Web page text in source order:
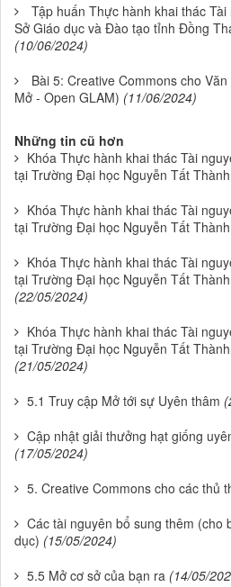
Tập huấn Thực hành khai thác
Sở Giáo dục và Đào tạo tỉnh Đồng
(10/06/2024)
Bài 5: Creative Commons cho
Mở - Open GLAM) (11/06/2024)
Những tin cũ hơn
Khóa Thực hành khai thác Tài
tại Trường Đại học Nguyễn Tất Thành
Khóa Thực hành khai thác Tài
tại Trường Đại học Nguyễn Tất Thành
Khóa Thực hành khai thác Tài
tại Trường Đại học Nguyễn Tất
(22/05/2024)
Khóa Thực hành khai thác Tài
tại Trường Đại học Nguyễn Tất
(21/05/2024)
5.1 Truy cập Mở tới sự Uyên thâm
Cập nhật giải thưởng hạt giống
(17/05/2024)
5. Creative Commons cho các thủ
Các tài nguyên bổ sung thêm (cho
dục) (15/05/2024)
5.5 Mở cơ sở của bạn ra (14/05/